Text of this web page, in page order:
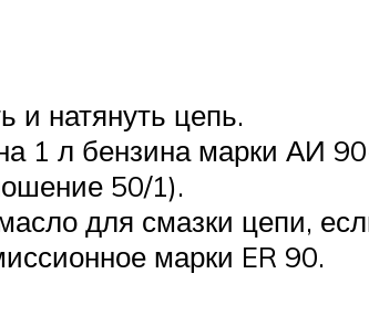
и натянуть цепь.
1 л бензина марки АИ
50/1).
для смазки цепи,
марки ER 90.